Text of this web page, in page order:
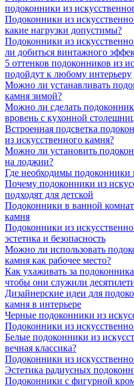
подоконники из
Подоконники из
какие нагрузки допустимы?
Подоконники из
ли добиться винтажного
5 оттенков подоконников из
подойдут к любому интерьеру
Можно ли устанавливать
камня зимой?
Можно ли сделать
вровень с кухонной
Встроенная подсветка
из искусственного камня?
Можно ли установить
на лоджии?
Где необходимы подоконники
Почему подоконники из
подходят для детской
Подоконники в ванной
камня
Подоконники из
эстетика и безопасность
Можно ли использовать
камня как рабочее место?
Как ухаживать за
чтобы они служили
Дизайнерские идеи для
камня в интерьере
Черные подоконники из
Подоконники из
Белые подоконники из
вечная классика?
Подоконники из
Эстетика радиусных
Подоконники с фигурной